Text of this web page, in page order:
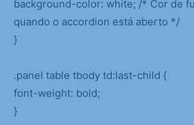
background-color: white; /* Cor de
quando o accordion está aberto */
}
.panel table tbody td:last-child {
font-weight: bold;
}